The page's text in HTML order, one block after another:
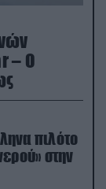
– Ο
πιλότο
στην